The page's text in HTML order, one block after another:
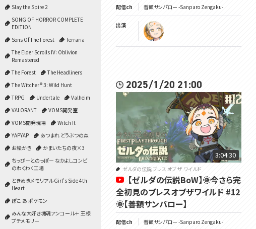
Slay the Spire 2
SONG OF HORROR COMPLETE
EDITION
Sons Of The Forest
Terraria
The Elder Scrolls IV: Oblivion
Remastered
The Forest
The Headliners
The Witcher® 3: Wild Hunt
TRPG
Undertale
Valheim
VALORANT
VOMS開発室
VOMS開発現場
Witch It
YAPYAP
あつまれ どうぶつの森
お絵かき
かまいたちの夜×3
ちっぴーとのっぽー なかよしコンビ
のわくわく工場
ときめきメモリアル Girl's Side 4th
Heart
ぽこ あ ポケモン
みんな大好き塊魂アンコール＋ 王様
プチメモリー
配信ch 善額サンパロー -Sanparo Zengaku-
出演
2025/1/20 21:00
3:04:30
ゼルダの伝説 ブレス オブ ザ ワイルド
【ゼルダの伝説BoW】🌞今さら完
全初見のブレスオブザワイルド #12
🌞【善額サンパロー】
配信ch 善額サンパロー -Sanparo Zengaku-